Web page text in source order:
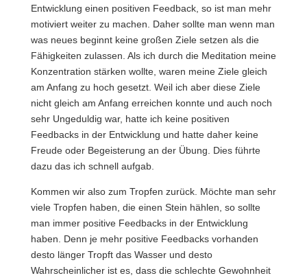
Entwicklung einen positiven Feedback, so ist man mehr
motiviert weiter zu machen. Daher sollte man wenn man
was neues beginnt keine großen Ziele setzen als die
Fähigkeiten zulassen. Als ich durch die Meditation meine
Konzentration stärken wollte, waren meine Ziele gleich
am Anfang zu hoch gesetzt. Weil ich aber diese Ziele
nicht gleich am Anfang erreichen konnte und auch noch
sehr Ungeduldig war, hatte ich keine positiven
Feedbacks in der Entwicklung und hatte daher keine
Freude oder Begeisterung an der Übung. Dies führte
dazu das ich schnell aufgab.
Kommen wir also zum Tropfen zurück. Möchte man sehr
viele Tropfen haben, die einen Stein hählen, so sollte
man immer positive Feedbacks in der Entwicklung
haben. Denn je mehr positive Feedbacks vorhanden
desto länger Tropft das Wasser und desto
Wahrscheinlicher ist es, dass die schlechte Gewohnheit